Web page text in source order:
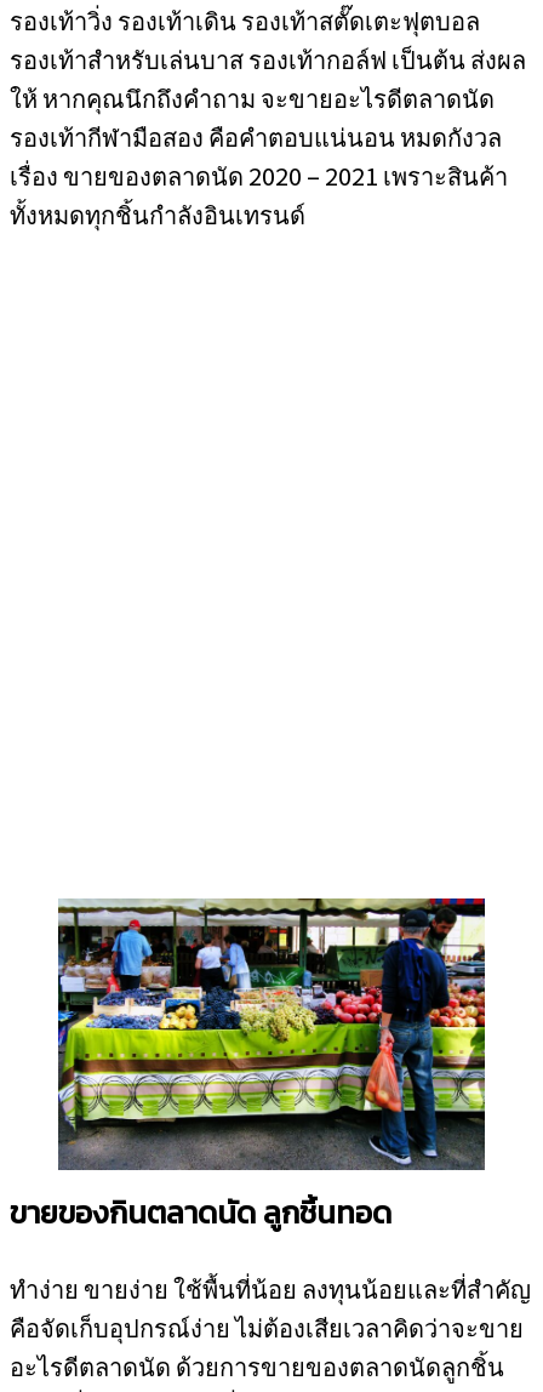
รองเท้าวิ่ง รองเท้าเดิน รองเท้าสตั๊ดเตะฟุตบอล
รองเท้าสำหรับเล่นบาส รองเท้ากอล์ฟ เป็นต้น ส่งผล
ให้ หากคุณนึกถึงคำถาม จะขายอะไรดีตลาดนัด
รองเท้ากีฬามือสอง คือคำตอบแน่นอน หมดกังวล
เรื่อง ขายของตลาดนัด 2020 – 2021 เพราะสินค้า
ทั้งหมดทุกชิ้นกำลังอินเทรนด์
ขายของกินตลาดนัด ลูกชิ้นทอด
ทำง่าย ขายง่าย ใช้พื้นที่น้อย ลงทุนน้อยและที่สำคัญ
คือจัดเก็บอุปกรณ์ง่าย ไม่ต้องเสียเวลาคิดว่าจะขาย
อะไรดีตลาดนัด ด้วยการขายของตลาดนัดลูกชิ้น